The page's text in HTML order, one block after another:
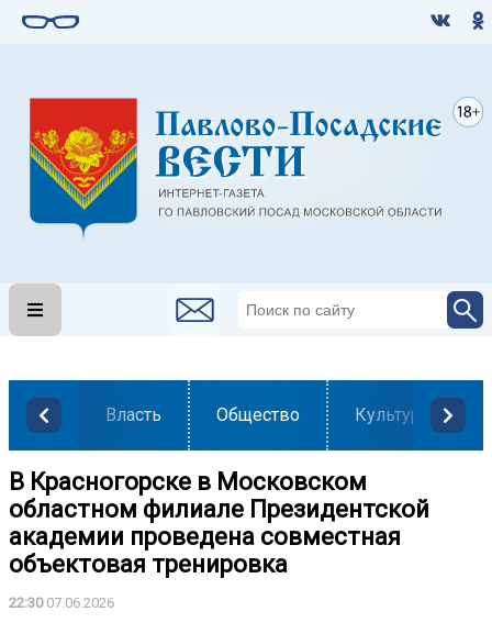
Власть Общество Культура
В Красногорске в Московском
областном филиале Президентской
академии проведена совместная
объектовая тренировка
22:3007.06.2026